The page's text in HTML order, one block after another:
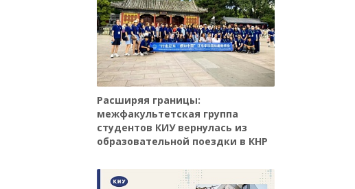
Расширяя границы:
межфакультетская группа
студентов КИУ вернулась из
образовательной поездки в КНР